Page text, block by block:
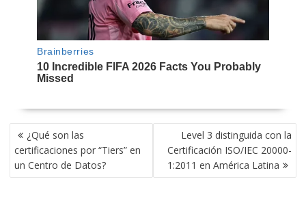
NAVEGACIÓN
DE
ENTRADAS
¿Qué son las
certificaciones por “Tiers” en
un Centro de Datos?
Level 3 distinguida con la
Certificación ISO/IEC 20000-
1:2011 en América Latina